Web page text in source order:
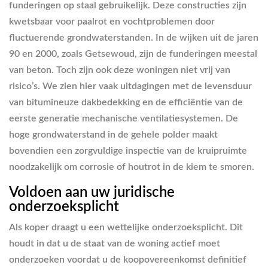
funderingen op staal gebruikelijk. Deze constructies zijn
kwetsbaar voor paalrot en vochtproblemen door
fluctuerende grondwaterstanden. In de wijken uit de jaren
90 en 2000, zoals Getsewoud, zijn de funderingen meestal
van beton. Toch zijn ook deze woningen niet vrij van
risico’s. We zien hier vaak uitdagingen met de levensduur
van bitumineuze dakbedekking en de efficiëntie van de
eerste generatie mechanische ventilatiesystemen. De
hoge grondwaterstand in de gehele polder maakt
bovendien een zorgvuldige inspectie van de kruipruimte
noodzakelijk om corrosie of houtrot in de kiem te smoren.
Voldoen aan uw juridische
onderzoeksplicht
Als koper draagt u een wettelijke onderzoeksplicht. Dit
houdt in dat u de staat van de woning actief moet
onderzoeken voordat u de koopovereenkomst definitief